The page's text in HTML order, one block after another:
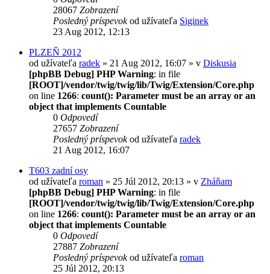
28067 Zobrazení
Posledný príspevokod užívateľa Siginek
23 Aug 2012, 12:13
PLZEŇ 2012
od užívateľa radek » 21 Aug 2012, 16:07 » v Diskusia
[phpBB Debug] PHP Warning: in file
[ROOT]/vendor/twig/twig/lib/Twig/Extension/Core.php
on line 1266: count(): Parameter must be an array or an
object that implements Countable
0 Odpovedí
27657 Zobrazení
Posledný príspevokod užívateľa radek
21 Aug 2012, 16:07
T603 zadní osy
od užívateľa roman » 25 Júl 2012, 20:13 » v Zháňam
[phpBB Debug] PHP Warning: in file
[ROOT]/vendor/twig/twig/lib/Twig/Extension/Core.php
on line 1266: count(): Parameter must be an array or an
object that implements Countable
0 Odpovedí
27887 Zobrazení
Posledný príspevokod užívateľa roman
25 Júl 2012, 20:13